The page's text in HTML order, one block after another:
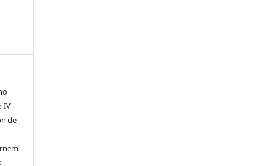
IV
de